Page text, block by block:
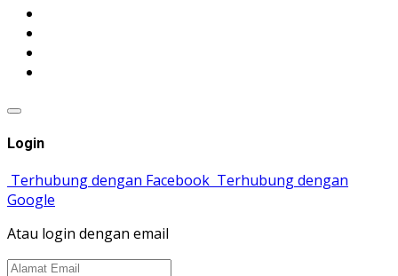
Login
Terhubung dengan Facebook Terhubung dengan
Google
Atau login dengan email